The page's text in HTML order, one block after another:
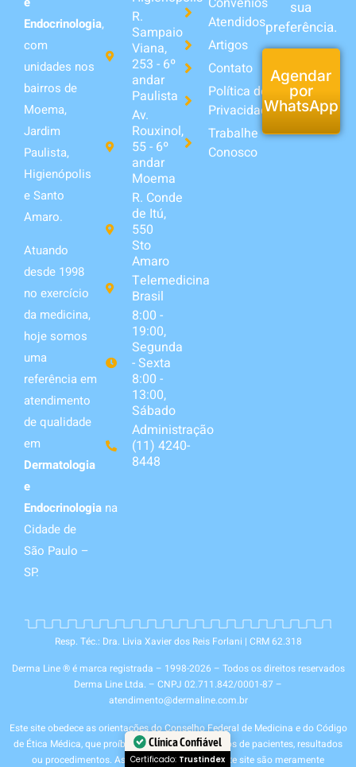
Endocrinologia,
com
unidades nos
bairros de
Moema,
Jardim
Paulista,
Higienópolis
e Santo
Amaro.
Atuando
desde 1998
no exercício
da medicina,
hoje somos
uma
referência em
atendimento
de qualidade
em
Dermatologia
e
Endocrinologia na
Cidade de
São Paulo –
SP.
R.
Sampaio
Viana,
253 - 6º
andar
Paulista
Av.
Rouxinol,
55 - 6º
andar
Moema
R. Conde
de Itú,
550
Sto
Amaro
Telemedicina
Brasil
8:00 -
19:00,
Segunda
- Sexta
8:00 -
13:00,
Sábado
Administração
(11) 4240-
8448
Atendidos
Artigos
Contato
Política de
Privacidade
Trabalhe
Conosco
sua
preferência.
Agendar
por
WhatsApp
Resp. Téc.: Dra. Livia Xavier dos Reis Forlani | CRM 62.318
Derma Line ® é marca registrada – 1998-2026 – Todos os direitos reservados
Derma Line Ltda. – CNPJ 02.711.842/0001-87 –
atendimento@dermaline.com.br
Este site obedece as orientações do Conselho Federal de Medicina e do Código
de Ética Médica, que proíbe a apresentação de fotos de pacientes, resultados
ou procedimentos. As fotos apresentadas neste site são meramente
Clínica Confiável
Certificado: Trustindex